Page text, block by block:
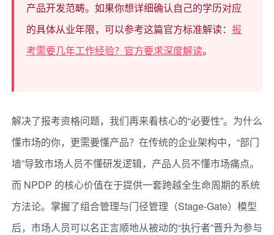
产品开发范畴。如果你想详细确认自己的学历对应
的具体从业年限，可以参考这篇官方标准解读： 报
考需要几年工作经验？官方要求深度解读。
解决了报考资格问题，我们再来看核心的“必要性”。为什么
懂市场的你，更需要懂产品？在传统的企业架构中，“部门
墙”导致市场人员不懂研发逻辑，产品人员不懂市场痛点。
而 NPDP 的核心价值在于提供一套跨越全生命周期的系统
方法论。掌握了组合管理与门径管理（Stage-Gate）模型
后，市场人员可以名正言顺地从被动的“执行者”晋升为参与